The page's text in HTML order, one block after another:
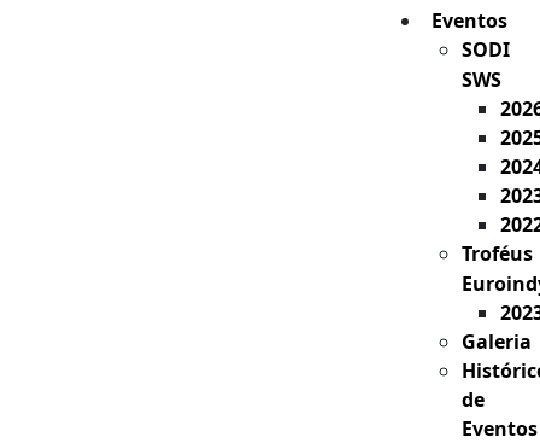
Eventos
SODI
SWS
Troféus
Galeria
de
Eventos